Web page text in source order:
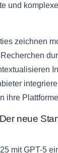
und
zeichnen
ihre
neue
mit GPT-5